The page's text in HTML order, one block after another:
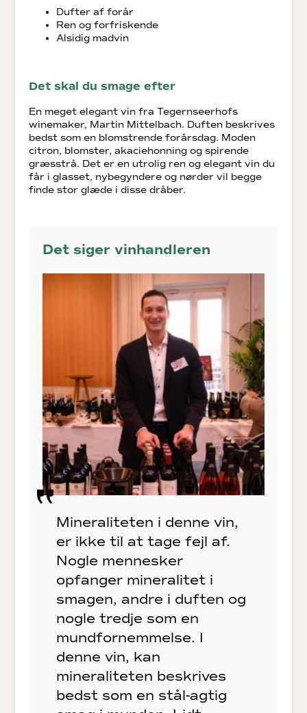
Dufter af forår
Ren og forfriskende
Alsidig madvin
Det skal du smage efter
En meget elegant vin fra Tegernseerhofs
winemaker, Martin Mittelbach. Duften beskrives
bedst som en blomstrende forårsdag. Moden
citron, blomster, akaciehonning og spirende
græsstrå. Det er en utrolig ren og elegant vin du
får i glasset, nybegyndere og nørder vil begge
finde stor glæde i disse dråber.
Det siger vinhandleren
Mineraliteten i denne vin,
er ikke til at tage fejl af.
Nogle mennesker
opfanger mineralitet i
smagen, andre i duften og
nogle tredje som en
mundfornemmelse. I
denne vin, kan
mineraliteten beskrives
bedst som en stål-agtig